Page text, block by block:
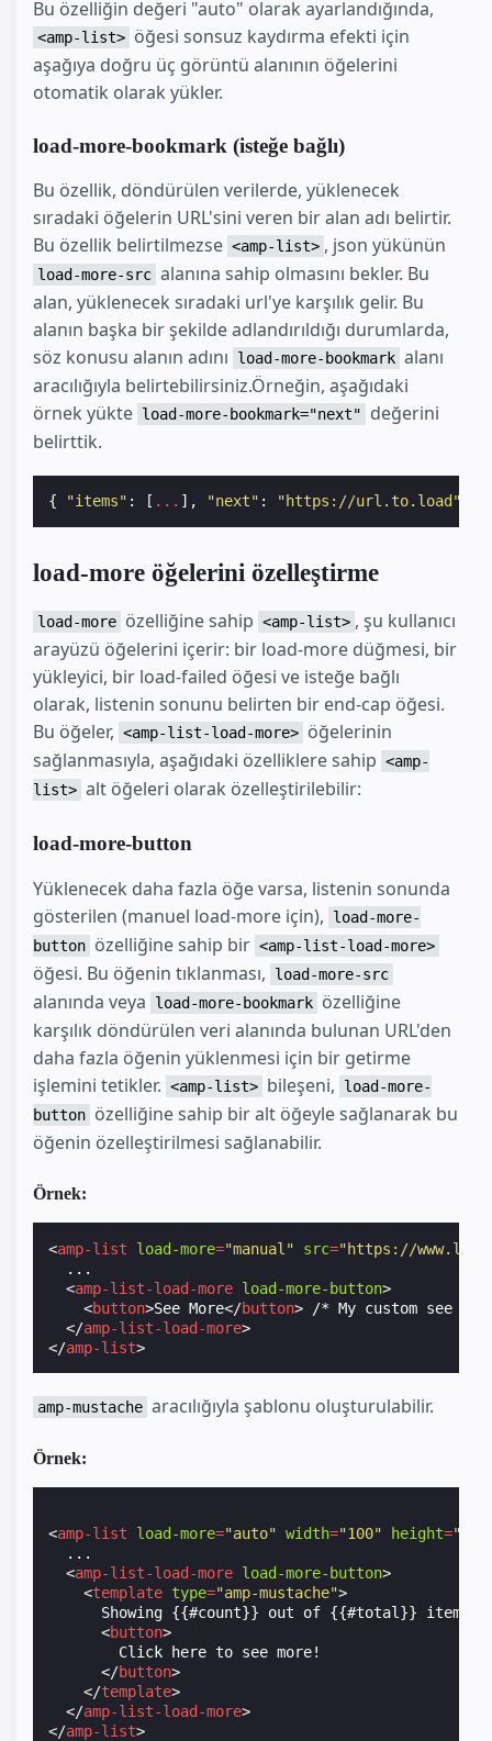
Bu özelliğin değeri "auto" olarak ayarlandığında,
<amp-list> öğesi sonsuz kaydırma efekti için
aşağıya doğru üç görüntü alanının öğelerini
otomatik olarak yükler.
load-more-bookmark (isteğe bağlı)
Bu özellik, döndürülen verilerde, yüklenecek
sıradaki öğelerin URL'sini veren bir alan adı belirtir.
Bu özellik belirtilmezse <amp-list> , json yükünün
load-more-src alanına sahip olmasını bekler. Bu
alan, yüklenecek sıradaki url'ye karşılık gelir. Bu
alanın başka bir şekilde adlandırıldığı durumlarda,
söz konusu alanın adını
load-more-bookmark alanı
aracılığıyla belirtebilirsiniz.Örneğin, aşağıdaki
örnek yükte load-more-bookmark="next"
değerini
belirttik.
{ "items" : [ ... ], "next" : "https://url.to.load"
load-more öğelerini özelleştirme
load-more özelliğine sahip <amp-list> , şu kullanıcı
arayüzü öğelerini içerir: bir load-more düğmesi, bir
yükleyici, bir load-failed öğesi ve isteğe bağlı
olarak, listenin sonunu belirten bir end-cap öğesi.
Bu öğeler, <amp-list-load-more> öğelerinin
sağlanmasıyla, aşağıdaki özelliklere sahip <amp-
list> alt öğeleri olarak özelleştirilebilir:
load-more-button
Yüklenecek daha fazla öğe varsa, listenin sonunda
gösterilen (manuel load-more için),
load-more-
button özelliğine sahip bir <amp-list-load-more>
öğesi. Bu öğenin tıklanması, load-more-src
alanında veya load-more-bookmark özelliğine
karşılık döndürülen veri alanında bulunan URL'den
daha fazla öğenin yüklenmesi için bir getirme
işlemini tetikler. <amp-list> bileşeni,
load-more-
button özelliğine sahip bir alt öğeyle sağlanarak bu
öğenin özelleştirilmesi sağlanabilir.
Örnek:
<amp-list load-more="manual" src="https://
  ...
<amp-list-load-more load-more-button>
<button>See More</button> /* My custom see
</amp-list-load-more>
</amp-list>
amp-mustache aracılığıyla şablonu oluşturulabilir.
Örnek:
<amp-list load-more="auto" width="100" height=
  ...
<amp-list-load-more load-more-button>
<template type="amp-mustache">
      Showing {{#count}} out of {{#total}} items
<button>
        Click here to see more!
</button>
</template>
</amp-list-load-more>
</amp-list>